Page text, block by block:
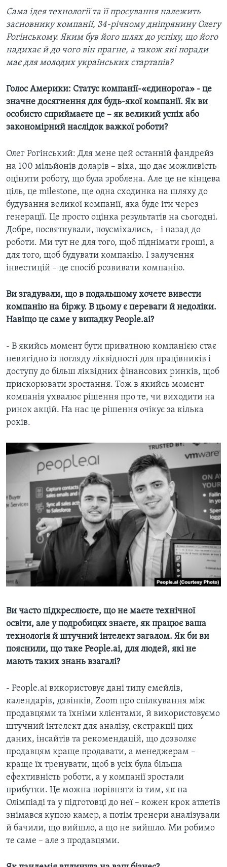
Сама ідея технології та її просування належить
засновнику компанії, 34-річному дніпрянину Олегу
Рогінському. Яким був його шлях до успіху, що його
надихає й до чого він прагне, а також які поради
має для молодих українських стартапів?
Голос Америки: Статус компанії-«єдинорога» - це
значне досягнення для будь-якої компанії. Як ви
особисто сприймаєте це – як великий успіх або
закономірний наслідок важкої роботи?
Олег Рогінський: Для мене цей останній фандрейз
на 100 мільйонів доларів – віха, що дає можливість
оцінити роботу, що була зроблена. Але це не кінцева
ціль, це milestone, ще одна сходинка на шляху до
будування великої компанії, яка буде іти через
генерації. Це просто оцінка результатів на сьогодні.
Добре, посвяткували, поусміхались, - і назад до
роботи. Ми тут не для того, щоб піднімати гроші, а
для того, щоб будувати компанію. І залучення
інвестицій – це спосіб розвивати компанію.
Ви згадували, що в подальшому хочете вивести
компанію на біржу. В цьому є переваги й недоліки.
Навіщо це саме у випадку People.ai?
- В якийсь момент бути приватною компанією стає
невигідно із погляду ліквідності для працівників і
доступу до більш ліквідних фінансових ринків, щоб
прискорювати зростання. Тож в якийсь момент
компанія ухвалює рішення про те, чи виходити на
ринок акцій. На нас це рішення очікує за кілька
років.
Ви часто підкреслюєте, що не маєте технічної
освіти, але у подробицях знаєте, як працює ваша
технологія й штучний інтелект загалом. Як би ви
пояснили, що таке People.ai, для людей, які не
мають таких знань взагалі?
- People.ai використовує дані типу емейлів,
календарів, дзвінків, Zoom про спілкування між
продавцями та їхніми клієнтами, й використовуємо
штучний інтелект для аналізу, екстракції цих
даних, інсайтів та рекомендацій, що дозволяє
продавцям краще продавати, а менеджерам –
краще їх тренувати, щоб в усіх була більша
ефективність роботи, а у компанії зростали
прибутки. Це можна порівняти із тим, як на
Олімпіаді та у підготовці до неї – кожен крок атлетів
знімався купою камер, а потім тренери аналізували
й бачили, що вийшло, а що не вийшло. Ми робимо
те саме – але з продавцями.